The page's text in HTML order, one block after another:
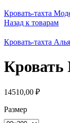
Кровать-тахта
Назад к товарам
Кровать-тахта
14510,00 ₽
Размер